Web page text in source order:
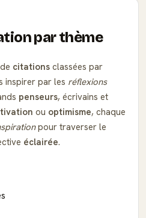
par thème
citations classées par
inspirer par les réflexions
penseurs, écrivains et
ou optimisme, chaque
pour traverser le
éclairée.